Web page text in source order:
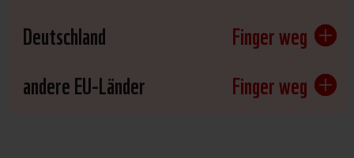
Deutschland
Finger weg
andere EU-Länder
Finger weg